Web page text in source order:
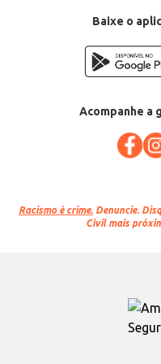
Baixe o
Acompanhe a
Racismo é crime. Denuncie.
Civil mais